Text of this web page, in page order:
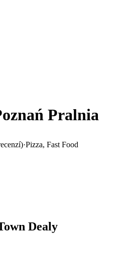
Pralnia
)·Pizza, Fast Food
Dealy